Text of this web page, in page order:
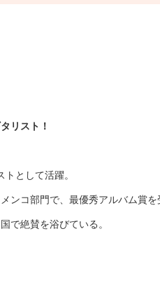
リスト！
として活躍。
ンコ部門で、最優秀アルバム賞
で絶賛を浴びている。